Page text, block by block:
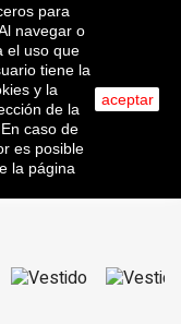
para
navegar o
el uso que
tiene la
y la
de la
caso de
es posible
la página
aceptar